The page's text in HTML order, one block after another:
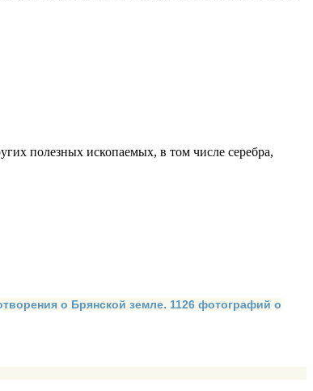
полезных ископаемых, в том числе серебра,
о Брянской земле. 1126 фотографий о